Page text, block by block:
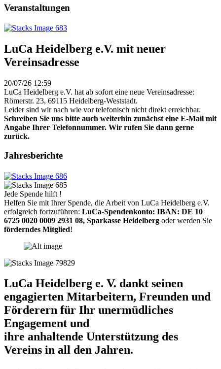
Veranstaltungen
LuCa Heidelberg e.V. mit neuer
Vereinsadresse
20/07/26 12:59
LuCa Heidelberg e.V. hat ab sofort eine neue Vereinsadresse:
Römerstr. 23, 69115 Heidelberg-Weststadt.
Leider sind wir nach wie vor telefonisch nicht direkt erreichbar.
Schreiben Sie uns bitte auch weiterhin zunächst eine E-Mail mit
Angabe Ihrer Telefonnummer. Wir rufen Sie dann gerne
zurück.
Jahresberichte
Jede Spende hilft !
Helfen Sie mit Ihrer Spende, die Arbeit von LuCa Heidelberg e.V.
erfolgreich fortzuführen: LuCa-Spendenkonto: IBAN: DE 10
6725 0020 0009 2931 08, Sparkasse Heidelberg oder werden Sie
förderndes Mitglied!
LuCa Heidelberg e. V. dankt seinen
engagierten Mitarbeitern, Freunden und
Förderern für Ihr unermüdliches
Engagement und
ihre anhaltende Unterstützung des
Vereins in all den Jahren.